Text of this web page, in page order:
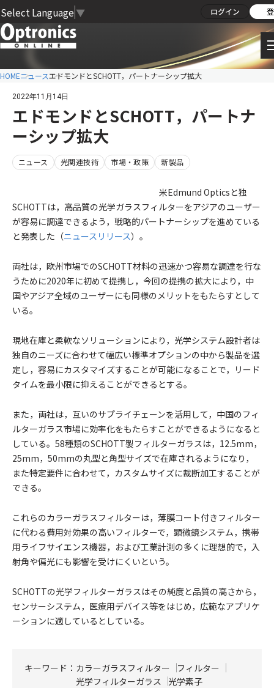
Select Language ▼ ログイン
HOMEニュースエドモンドとSCHOTT，パートナーシップ拡大
2022年11月14日
エドモンドとSCHOTT，パートナ
ーシップ拡大
ニュース 光関連技術 市場・政策 新製品
米Edmund Opticsと独
SCHOTTは，高品質の光学ガラスフィルターをアジアのユーザー
が容易に調達できるよう，戦略的パートナーシップを進めている
と発表した（ニュースリリース）。
両社は，欧州市場でのSCHOTT材料の迅速かつ容易な調達を行な
うために2020年に初めて提携し，今回の提携の拡大により，中
国やアジア全域のユーザーにも同様のメリットをもたらすとして
いる。
現地在庫と柔軟なソリューションにより，光学システム設計者は
独自のニーズに合わせて幅広い標準オプションの中から製品を選
定し，容易にカスタマイズすることが可能になることで，リード
タイムを最小限に抑えることができるとする。
また，両社は，互いのサプライチェーンを活用して，中国のフィ
ルターガラス市場に効率化をもたらすことができるようになると
している。58種類のSCHOTT製フィルターガラスは，12.5mm，
25mm，50mmの丸型と角型サイズで在庫されるようになり，
また特定要件に合わせて，カスタムサイズに裁断加工することが
できる。
これらのカラーガラスフィルターは，薄膜コート付きフィルター
に代わる費用対効果の高いフィルターで，顕微鏡システム，携帯
用ライフサイエンス機器，および工業計測の多くに理想的で，入
射角や偏光にも影響を受けにくいという。
SCHOTTの光学フィルターガラスはその純度と品質の高さから，
センサーシステム，医療用デバイス等をはじめ，広範なアプリケ
ーションに適しているとしている。
キーワード： カラーガラスフィルター
フィルター
光学フィルターガラス
光学素子